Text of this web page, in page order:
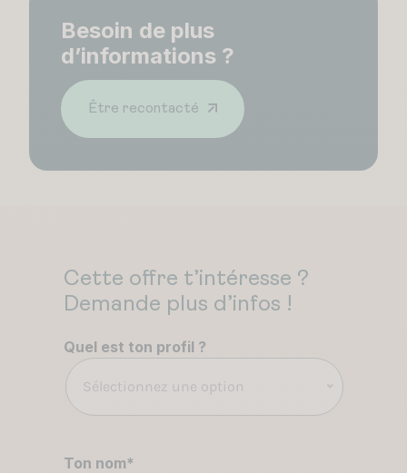
Besoin de plus
d’informations ?
Être recontacté
Cette offre t’intéresse ?
Demande plus d’infos !
Quel est ton profil ?
Sélectionnez une option
Ton nom*